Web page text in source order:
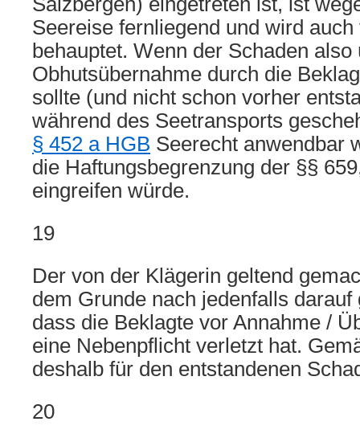
Seereise fernliegend und wird
behauptet. Wenn der Schaden
Obhutsübernahme durch die
sollte (und nicht schon vorher
während des Seetransports
§ 452 a HGB Seerecht anwendbar
die Haftungsbegrenzung der §§
eingreifen würde.
19
Der von der Klägerin geltend
dem Grunde nach jedenfalls darauf
dass die Beklagte vor Annahme /
eine Nebenpflicht verletzt hat.
deshalb für den entstandenen
20